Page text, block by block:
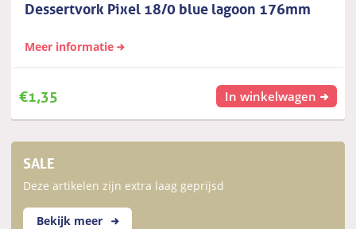
Dessertvork Pixel 18/0 blue lagoon 176mm
Meer informatie
€1,35 In winkelwagen
SALE
Deze artikelen zijn extra laag geprijsd
Bekijk meer